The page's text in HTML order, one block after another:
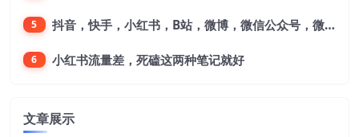
5 抖音，快手，小红书，B站，微博，微信公众号，微信视频号。每一个平台，都是不一样的机会，对应不一样的赚钱思路
6 小红书流量差，死磕这两种笔记就好
文章展示